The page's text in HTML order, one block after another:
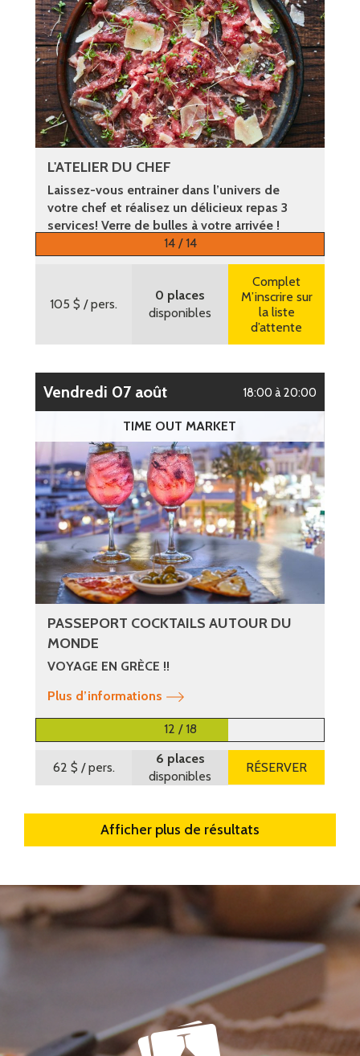
L'ATELIER DU CHEF
Laissez-vous entrainer dans l’univers de
votre chef et réalisez un délicieux repas 3
services! Verre de bulles à votre arrivée !
Plus d’informations
14 / 14
105 $ / pers.
0 places
disponibles
Complet
M’inscrire sur
la liste
d’attente
vendredi 07 août 18:00 à 20:00
TIME OUT MARKET
PASSEPORT COCKTAILS AUTOUR DU
MONDE
VOYAGE EN GRÈCE !!
Plus d’informations
12 / 18
62 $ / pers.
6 places
disponibles
RÉSERVER
Afficher plus de résultats